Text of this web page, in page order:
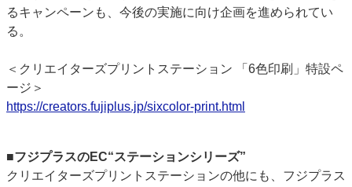
るキャンペーンも、今後の実施に向け企画を進められてい
る。
＜クリエイターズプリントステーション 「6色印刷」特設ペ
ージ＞
https://creators.fujiplus.jp/sixcolor-print.html
■フジプラスのEC“ステーションシリーズ”
クリエイターズプリントステーションの他にも、フジプラス